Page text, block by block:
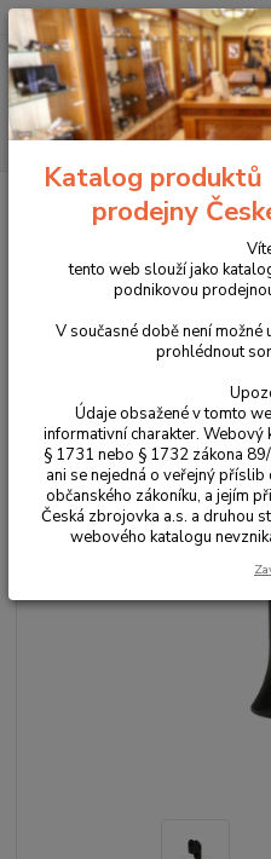
+420 225 375 800
Příslušenství, doplňky a
Single Action spoušť TACTICAL
Single Action
Katalog produktů
prodejny
tento web slouží jako
podnikovou
V současné době není možné
prohlédnout
Údaje obsažené v tomto
informativní charakter.
§ 1731 nebo § 1732 zákona
ani se nejedná o veřejný
občanského zákoníku, a jejím
Česká zbrojovka a.s. a druhou
webového katalogu